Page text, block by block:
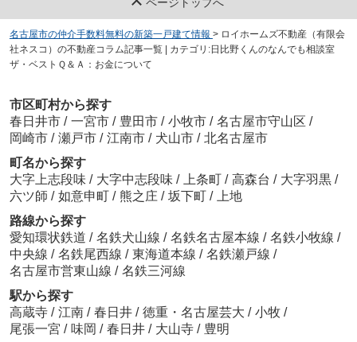
名古屋市の仲介手数料無料の新築一戸建て情報 > ロイホームズ不動産（有限会
社ネスコ）の不動産コラム記事一覧 | カテゴリ:日比野くんのなんでも相談室
ザ・ベストＱ＆Ａ：お金について
市区町村から探す
春日井市 / 一宮市 / 豊田市 / 小牧市 / 名古屋市守山区 /
岡崎市 / 瀬戸市 / 江南市 / 犬山市 / 北名古屋市
町名から探す
大字上志段味 / 大字中志段味 / 上条町 / 高森台 / 大字羽黒 /
六ツ師 / 如意申町 / 熊之庄 / 坂下町 /
上地
路線から探す
愛知環状鉄道 / 名鉄犬山線 / 名鉄名古屋本線 / 名鉄小牧線 /
中央線 / 名鉄尾西線 / 東海道本線 / 名鉄瀬戸線 /
名古屋市営東山線 / 名鉄三河線
駅から探す
高蔵寺 / 江南 / 春日井 / 徳重・名古屋芸大 / 小牧 /
尾張一宮 / 味岡 / 春日井 / 大山寺 / 豊明